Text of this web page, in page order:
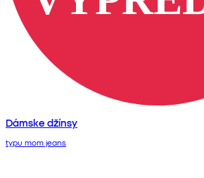
Dámske džínsy
typu mom jeans